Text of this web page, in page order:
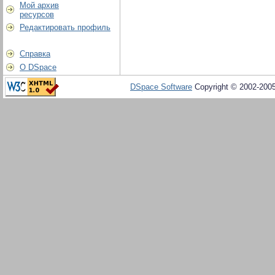
Мой архив
ресурсов
Редактировать профиль
Справка
О DSpace
DSpace Software Copyright © 2002-